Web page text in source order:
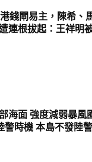
錢閘易主，陳希、
連根拔起：王祥明
20260726第446
海面 強度減弱暴風
時機 本島不發陸